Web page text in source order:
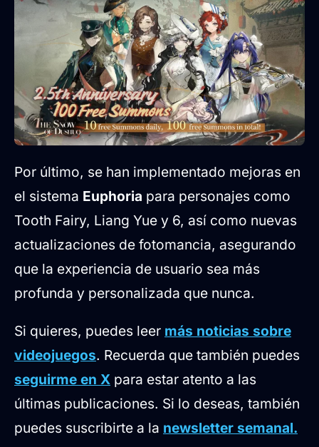
Por último, se han implementado mejoras en
el sistema Euphoria para personajes como
Tooth Fairy, Liang Yue y 6, así como nuevas
actualizaciones de fotomancia, asegurando
que la experiencia de usuario sea más
profunda y personalizada que nunca.
Si quieres, puedes leer más noticias sobre
videojuegos. Recuerda que también puedes
seguirme en X para estar atento a las
últimas publicaciones. Si lo deseas, también
puedes suscribirte a la newsletter semanal.